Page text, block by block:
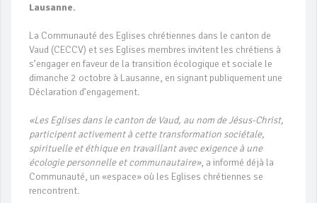
Lausanne.
La Communauté des Eglises chrétiennes dans le canton de
Vaud (CECCV) et ses Eglises membres invitent les chrétiens à
s’engager en faveur de la transition écologique et sociale le
dimanche 2 octobre à Lausanne, en signant publiquement une
Déclaration d’engagement.
«Les Eglises dans le canton de Vaud, au nom de Jésus-Christ,
participent activement à cette transformation sociétale,
spirituelle et éthique en travaillant avec exigence à une
écologie personnelle et communautaire», a informé déjà la
Communauté, un «espace» où les Eglises chrétiennes se
rencontrent.